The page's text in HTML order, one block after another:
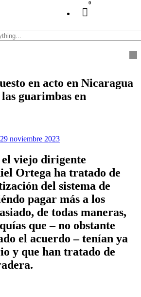
0
en acto en Nicaragua
guarimbas en
29 noviembre 2023
viejo dirigente
Ortega ha tratado de
del sistema de
pagar más a los
de todas maneras,
que – no obstante
el acuerdo – tenían ya
y que han tratado de